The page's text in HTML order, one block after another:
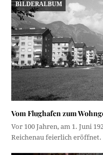
BILDERALBUM
Vom Flughafen zum
Vor 100 Jahren, am 1. Juni
Reichenau feierlich